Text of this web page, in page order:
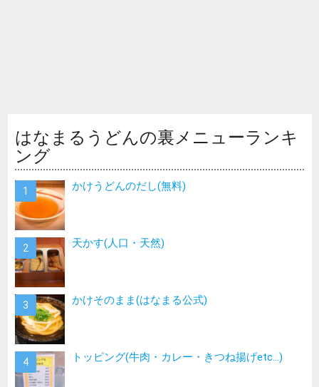
はなまるうどんの裏メニューランキ
ング
かけうどんのだし(無料)
天かす(人口・天然)
かけそのまま(はなまる公式)
トッピング(牛肉・カレー・きつね揚げetc…)